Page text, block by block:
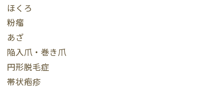
ほくろ
粉瘤
あざ
陥入爪・巻き爪
円形脱毛症
帯状疱疹